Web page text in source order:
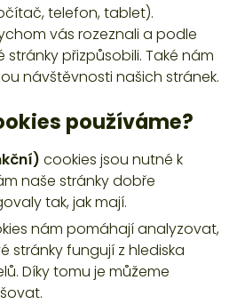
telefon, tablet).
vás rozeznali a podle
přizpůsobili. Také nám
návštěvnosti našich stránek.
používáme?
cookies jsou nutné k
naše stránky dobře
tak, jak mají.
nám pomáhají analyzovat,
stránky fungují z hlediska
Díky tomu je můžeme